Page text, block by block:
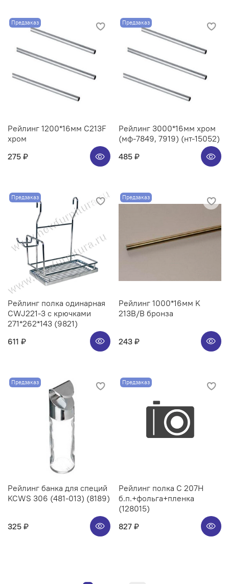
Предзаказ
Рейлинг 1200*16мм C213F
хром
275 ₽
Предзаказ
Рейлинг 3000*16мм хром
(мф-7849, 7919) (нт-15052)
485 ₽
Предзаказ
Рейлинг полка одинарная
CWJ221-3 с крючками
271*262*143 (9821)
611 ₽
Предзаказ
Рейлинг 1000*16мм K
213B/B бронза
243 ₽
Предзаказ
Рейлинг банка для специй
KCWS 306 (481-013) (8189)
325 ₽
Предзаказ
Рейлинг полка C 207H
б.п.+фольга+пленка
(128015)
827 ₽